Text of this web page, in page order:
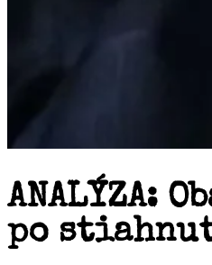
ANALÝZA:
po